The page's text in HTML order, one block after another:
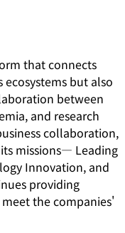
that connects
but also
between
and research
collaboration,
its missions― Leading
Innovation, and
providing
the companies'